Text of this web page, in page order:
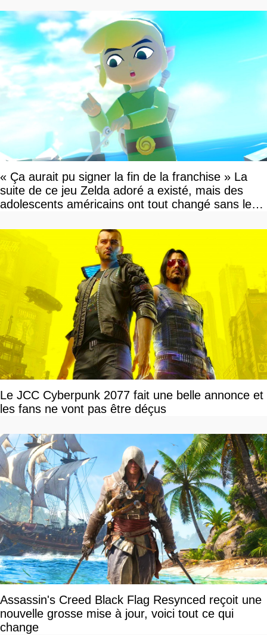
« Ça aurait pu signer la fin de la franchise » La
suite de ce jeu Zelda adoré a existé, mais des
adolescents américains ont tout changé sans le
Le JCC Cyberpunk 2077 fait une belle annonce et
les fans ne vont pas être déçus
Assassin's Creed Black Flag Resynced reçoit une
nouvelle grosse mise à jour, voici tout ce qui
change